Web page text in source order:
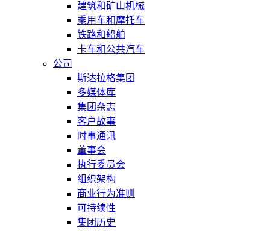
建筑和矿山机械
乘用车和摩托车
铁路和船舶
卡车和公共汽车
公司
斯达拉格集团
多媒体库
集团杂志
客户故事
时事通讯
董事会
执行委员会
组织架构
商业行为准则
可持续性
集团历史